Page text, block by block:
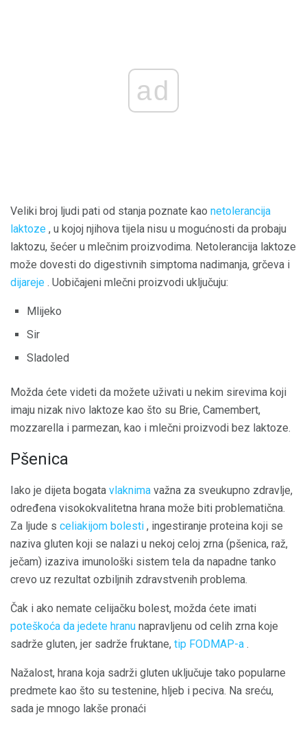
ad
Veliki broj ljudi pati od stanja poznate kao netolerancija
laktoze , u kojoj njihova tijela nisu u mogućnosti da probaju
laktozu, šećer u mlečnim proizvodima. Netolerancija laktoze
može dovesti do digestivnih simptoma nadimanja, grčeva i
dijareje . Uobičajeni mlečni proizvodi uključuju:
Mlijeko
Sir
Sladoled
Možda ćete videti da možete uživati ​​u nekim sirevima koji
imaju nizak nivo laktoze kao što su Brie, Camembert,
mozzarella i parmezan, kao i mlečni proizvodi bez laktoze.
Pšenica
Iako je dijeta bogata vlaknima važna za sveukupno zdravlje,
određena visokokvalitetna hrana može biti problematična.
Za ljude s celiakijom bolesti , ingestiranje proteina koji se
naziva gluten koji se nalazi u nekoj celoj zrna (pšenica, raž,
ječam) izaziva imunološki sistem tela da napadne tanko
crevo uz rezultat ozbiljnih zdravstvenih problema.
Čak i ako nemate celijačku bolest, možda ćete imati
poteškoća da jedete hranu napravljenu od celih zrna koje
sadrže gluten, jer sadrže fruktane, tip FODMAP-a .
Nažalost, hrana koja sadrži gluten uključuje tako popularne
predmete kao što su testenine, hljeb i peciva. Na sreću,
sada je mnogo lakše pronaći